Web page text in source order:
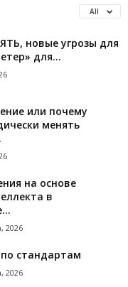
All
новые угрозы для
для...
или почему
менять
на основе
в
2026
стандартам
2026